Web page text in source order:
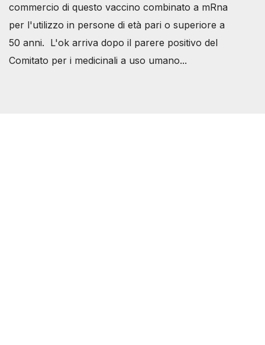
commercio di questo vaccino combinato a mRna
per l'utilizzo in persone di età pari o superiore a
50 anni. L'ok arriva dopo il parere positivo del
Comitato per i medicinali a uso umano...